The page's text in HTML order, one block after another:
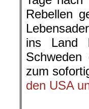
Rebellen
ins Land
Schweden
zum
den USA